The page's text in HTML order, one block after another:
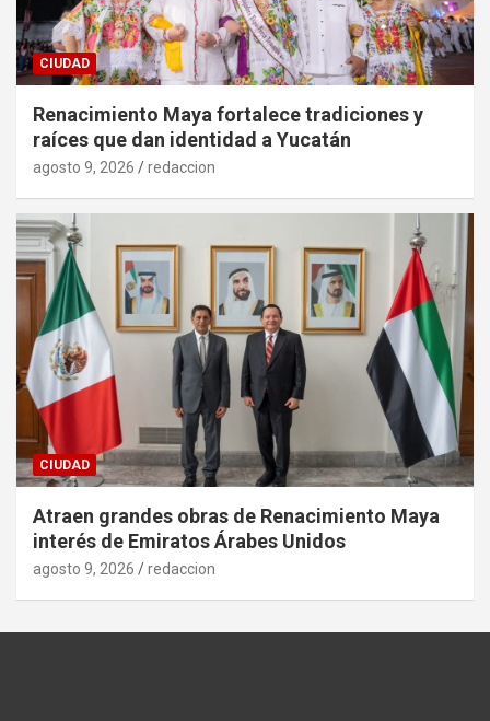
CIUDAD
Renacimiento Maya fortalece tradiciones y
raíces que dan identidad a Yucatán
agosto 9, 2026 redaccion
CIUDAD
Atraen grandes obras de Renacimiento Maya
interés de Emiratos Árabes Unidos
agosto 9, 2026 redaccion